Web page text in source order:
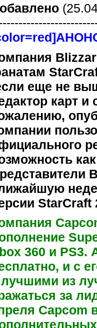
еще не
карт
StarCraft
360 и PS3.
и с
из
за
Capcom